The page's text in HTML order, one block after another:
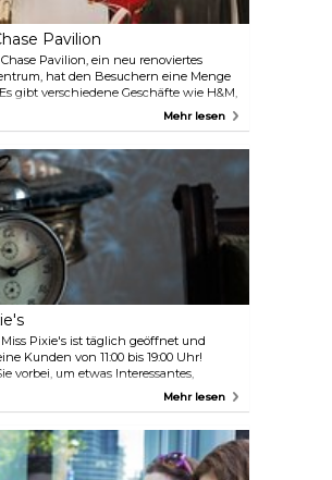
Pavilion
Pavilion, ein neu renoviertes
hat den Besuchern eine Menge
gibt verschiedene Geschäfte wie H&M,
J. Crew, aber man kann auch einfach
Mehr lesen
Miss Pixie's ist täglich geöffnet und
Kunden von 11:00 bis 19:00 Uhr!
vorbei, um etwas Interessantes,
sehen, das Sie sogar kaufen können.
neue Artikel hinzu, daher
sich, am nächsten Tag
Mehr lesen